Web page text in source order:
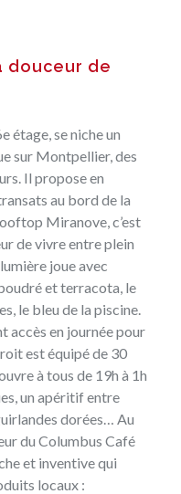
douceur de
étage, se niche un
sur Montpellier, des
Il propose en
au bord de la
Miranove, c’est
de vivre entre plein
joue avec
et terracota, le
le bleu de la piscine.
accès en journée pour
est équipé de 30
à tous de 19h à 1h
un apéritif entre
dorées… Au
du Columbus Café
et inventive qui
locaux :